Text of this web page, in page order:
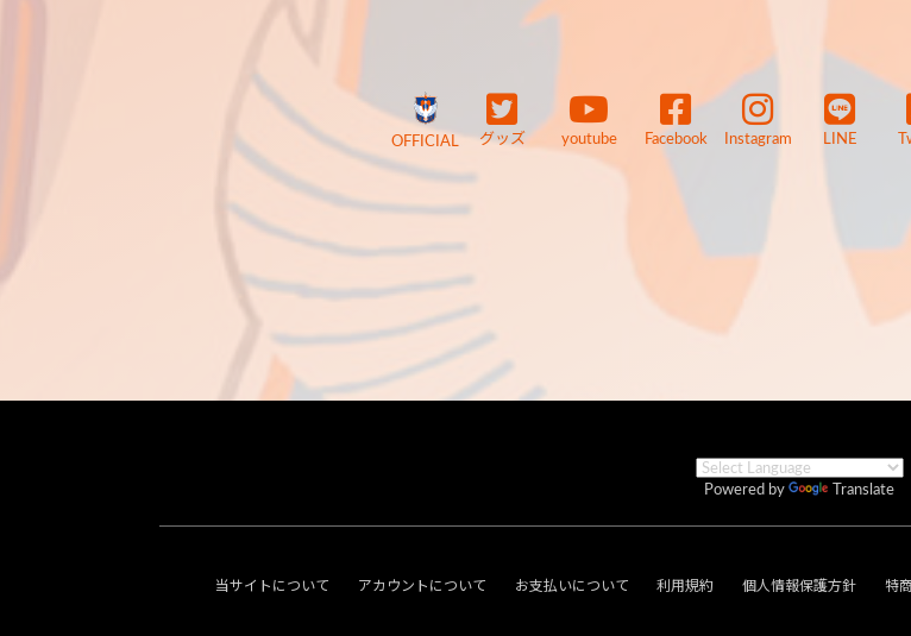
OFFICIAL グッズ youtube Facebook Instagram LINE
Powered by Translate
当サイトについて アカウントについて お支払いについて 利用規約 個人情報保護方針 特